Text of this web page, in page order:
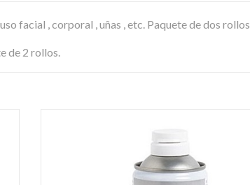
facial , corporal , uñas , etc. Paquete de dos rollos
de 2 rollos.